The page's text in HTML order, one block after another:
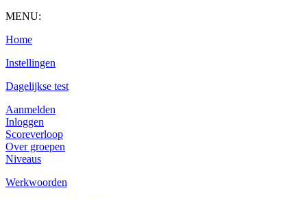
MENU:
Home
Instellingen
Dagelijkse test
Aanmelden
Inloggen
Scoreverloop
Over groepen
Niveaus
Werkwoorden